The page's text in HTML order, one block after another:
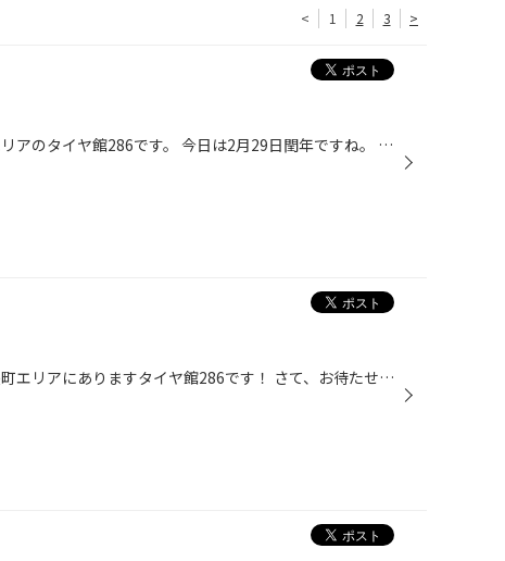
< 1 2 3 >
こんにちは仙台市太白区長町エリアのタイヤ館286です。 今日は2月29日閏年ですね。 突然ですがオイル交換行っているでしょうか。 当店はタイヤのみならずお車のカーメンテナンスを行なっております。 お車のエンジンオイルの交換は定期的にされていますでしょうか？ オイル交換の目安は5,6000キロ又...
皆さまこんにちは、仙台市の長町エリアにありますタイヤ館286です！ さて、お待たせいたしました！今年も開催致します！！ 《2024年 春の大商談会》のご案内です（＾Ｏ＾）！！ 2024年 春の大商談会 開催☆★ 開催期間：2024年3月2日(土) ▷▷▷ 2024年3月10日(日) 開催場所：タイヤ館286店 店舗開催です...